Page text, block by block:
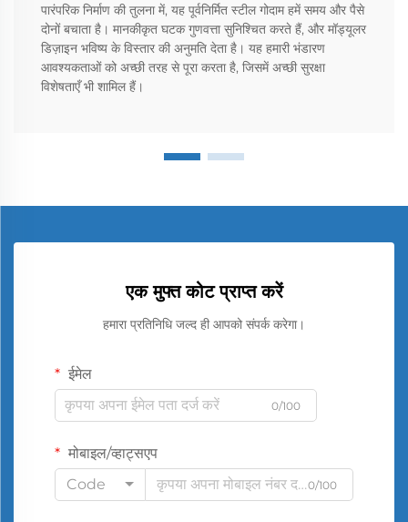
पारंपरिक निर्माण की तुलना में, यह पूर्वनिर्मित स्टील गोदाम हमें समय और पैसे
दोनों बचाता है। मानकीकृत घटक गुणवत्ता सुनिश्चित करते हैं, और मॉड्यूलर
डिज़ाइन भविष्य के विस्तार की अनुमति देता है। यह हमारी भंडारण
आवश्यकताओं को अच्छी तरह से पूरा करता है, जिसमें अच्छी सुरक्षा
विशेषताएँ भी शामिल हैं।
एक मुफ्त कोट प्राप्त करें
हमारा प्रतिनिधि जल्द ही आपको संपर्क करेगा।
ईमेल
0/100
मोबाइल/व्हाट्सएप
Code
0/100